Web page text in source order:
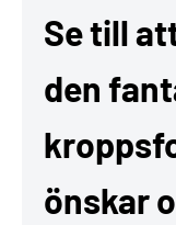
Se till
den
önskar